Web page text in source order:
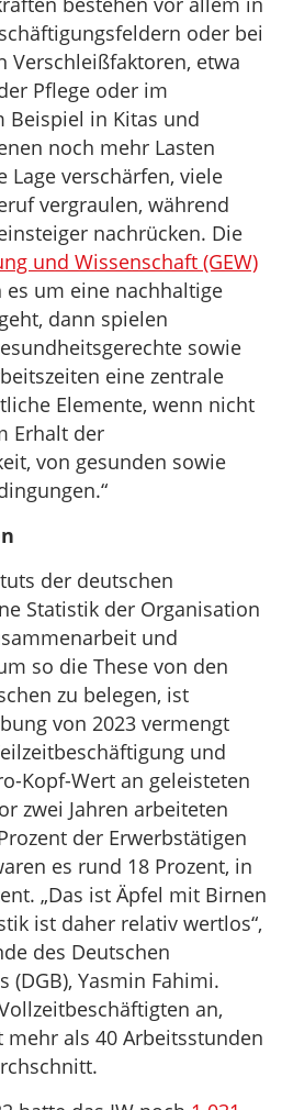
oder bei
Verschleißfaktoren, etwa
Pflege oder im
Beispiel in Kitas und
noch mehr Lasten
Lage verschärfen, viele
vergraulen, während
nachrücken. Die
und Wissenschaft (GEW)
es um eine nachhaltige
dann spielen
sowie
eine zentrale
Elemente, wenn nicht
Erhalt der
von gesunden sowie
der deutschen
Statistik der Organisation
und
so die These von den
zu belegen, ist
von 2023 vermengt
und
Kopf-Wert an geleisteten
zwei Jahren arbeiteten
der Erwerbstätigen
es rund 18 Prozent, in
„Das ist Äpfel mit Birnen
ist daher relativ wertlos“,
des Deutschen
(DGB), Yasmin Fahimi.
an,
als 40 Arbeitsstunden